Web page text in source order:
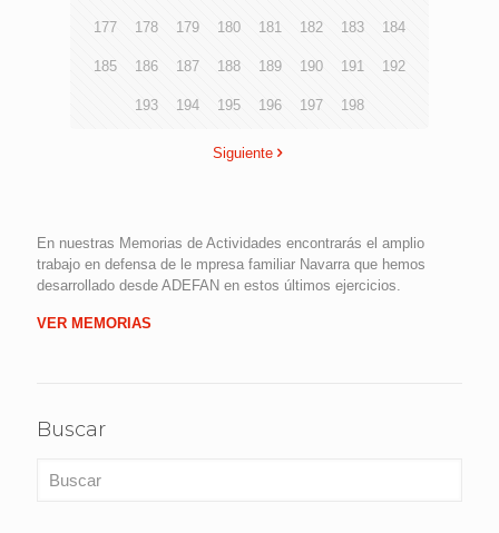
177 178 179 180 181 182 183 184
185 186 187 188 189 190 191 192
193 194 195 196 197 198
Siguiente
En nuestras Memorias de Actividades encontrarás el amplio
trabajo en defensa de le mpresa familiar Navarra que hemos
desarrollado desde ADEFAN en estos últimos ejercicios.
VER MEMORIAS
Buscar